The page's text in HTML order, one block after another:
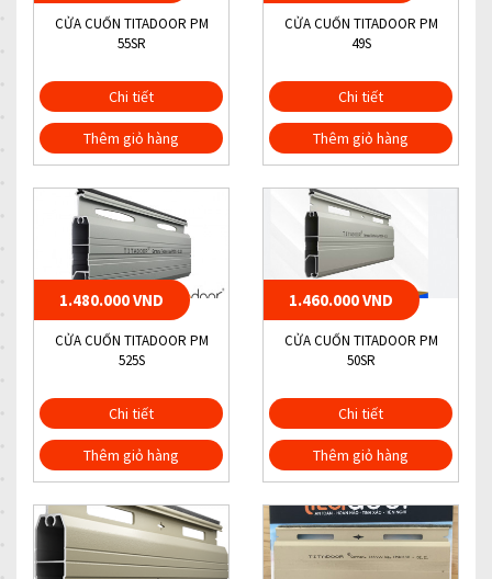
CỬA CUỐN TITADOOR PM
55SR
Chi tiết
Thêm giỏ hàng
CỬA CUỐN TITADOOR PM
49S
Chi tiết
Thêm giỏ hàng
1.480.000 VND
CỬA CUỐN TITADOOR PM
525S
Chi tiết
Thêm giỏ hàng
1.460.000 VND
CỬA CUỐN TITADOOR PM
50SR
Chi tiết
Thêm giỏ hàng